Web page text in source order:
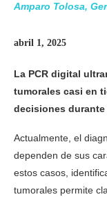
Amparo Tolosa,
abril 1, 2025
La PCR digital
tumorales casi en
decisiones
Actualmente, el
dependen de sus
estos casos,
tumorales permite